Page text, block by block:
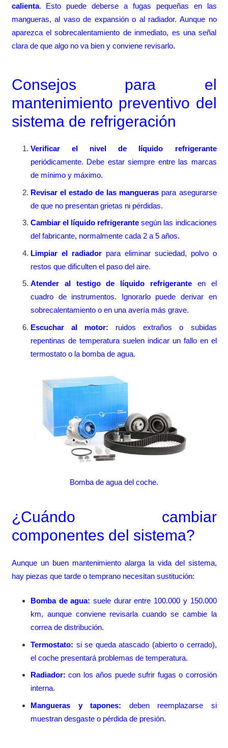
calienta. Esto puede deberse a fugas pequeñas en las
mangueras, al vaso de expansión o al radiador. Aunque no
aparezca el sobrecalentamiento de inmediato, es una señal
clara de que algo no va bien y conviene revisarlo.
Consejos para el
mantenimiento preventivo del
sistema de refrigeración
Verificar el nivel de líquido refrigerante
periódicamente. Debe estar siempre entre las marcas
de mínimo y máximo.
Revisar el estado de las mangueras para asegurarse
de que no presentan grietas ni pérdidas.
Cambiar el líquido refrigerante según las indicaciones
del fabricante, normalmente cada 2 a 5 años.
Limpiar el radiadorpara eliminar suciedad, polvo o
restos que dificulten el paso del aire.
Atender al
testigo de líquido refrigeranteen el
cuadro de instrumentos. Ignorarlo puede derivar en
sobrecalentamiento o en una avería más grave.
Escuchar al motor: ruidos extraños o subidas
repentinas de temperatura suelen indicar un fallo en el
termostato o la bomba de agua.
Bomba de agua del coche.
¿Cuándo cambiar
componentes del sistema?
Aunque un buen mantenimiento alarga la vida del sistema,
hay piezas que tarde o temprano necesitan sustitución:
Bomba de agua: suele durar entre 100.000 y 150.000
km, aunque conviene revisarla cuando se cambie la
correa de distribución.
Termostato: si se queda atascado (abierto o cerrado),
el coche presentará problemas de temperatura.
Radiador: con los años puede sufrir fugas o corrosión
interna.
Mangueras y tapones: deben reemplazarse si
muestran desgaste o pérdida de presión.